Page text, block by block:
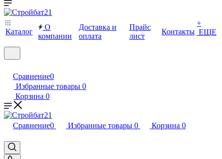
Каталог
О
компании
Доставка и
оплата
Прайс
лист
Контакты
+
ЕЩЕ
Сравнение0
Избранные товары 0
Корзина 0
Сравнение0 Избранные товары 0 Корзина 0